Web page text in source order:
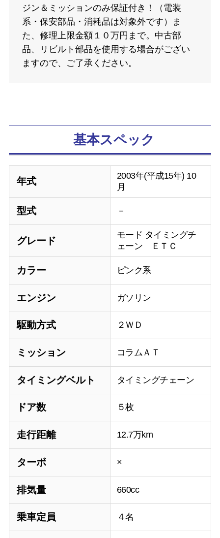
ジン＆ミッションのみ保証付き！（電装
系・保安部品・消耗品は対象外です）ま
た、修理上限金額１０万円まで。中古部
品、リビルト部品を使用する場合がござい
ますので、ご了承ください。
基本スペック
年式
2003年(平成15年) 10
月
型式 －
グレード
モード タイミングチ
ェーン ＥＴＣ
カラー ピンク系
エンジン ガソリン
駆動方式 ２ＷＤ
ミッション コラムＡＴ
タイミングベルト タイミングチェーン
ドア数 ５枚
走行距離 12.7万km
ターボ ×
排気量 660cc
乗車定員 ４名